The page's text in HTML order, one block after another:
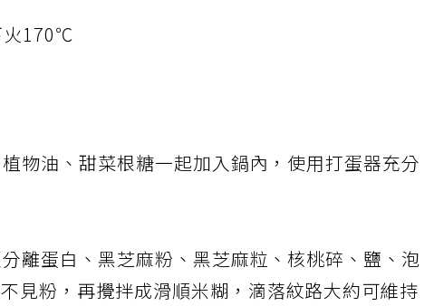
火170℃
物油、甜菜根糖一起加入鍋內，使用打蛋器充分
離蛋白、黑芝麻粉、黑芝麻粒、核桃碎、鹽、泡